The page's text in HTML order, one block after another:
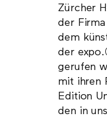
Zürcher
der
dem
der
gerufen
mit ihren
Edition
den in